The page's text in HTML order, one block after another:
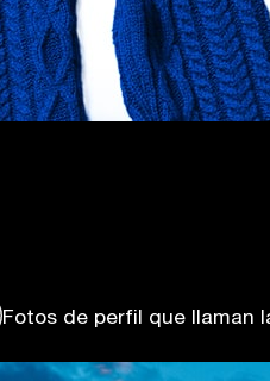
Fotos de perfil que llaman